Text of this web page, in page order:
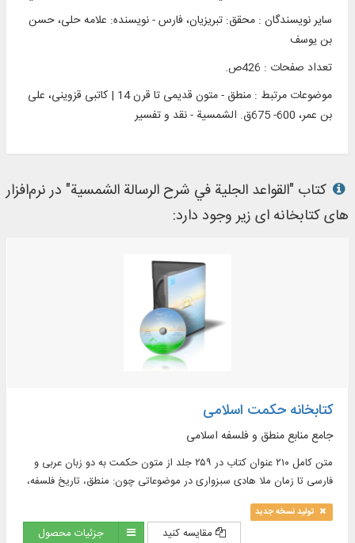
سایر نویسندگان : محقق: تبریزیان، فارس - نویسنده: علامه حلی، حسن
بن یوسف
تعداد صفحات : 426ص.
موضوعات مرتبط :
منطق - متون قدیمی تا قرن 14 | کاتبی قزوینی، علی
بن عمر، 600- 675ق. الشمسیة - نقد و تفسیر
کتاب "القواعد الجلیة في شرح الرسالة الشمسیة" در نرم‌افزار
های کتابخانه ای زیر وجود دارد:
کتابخانه حکمت اسلامی
جامع منابع منطق و فلسفه اسلامی
متن کامل ۲۱۰ عنوان کتاب در ۲۵۹ جلد از متون حکمت به دو زبان عربی و
فارسی تا زمان ملا هادی سبزواری در موضوعاتی چون: منطق، تاریخ فلسفه،
حکمت افلاطونی و نو افلاطونی، حکمت مشاء و ...
تولید نسخه جدید
مقایسه کنید جزئیات محصول